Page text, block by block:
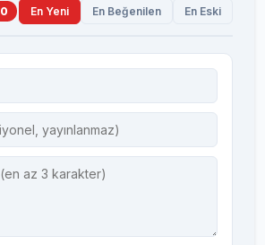
0 En Yeni En Beğenilen En Eski